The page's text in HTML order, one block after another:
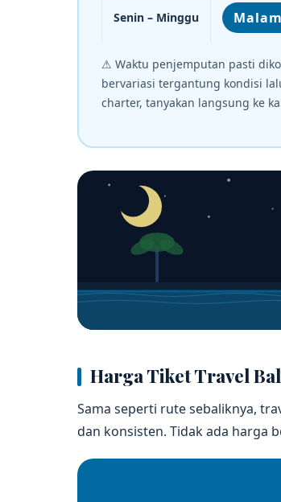
Senin – Minggu
⚠ Waktu penjemputan pasti
bervariasi tergantung kondisi
charter, tanyakan langsung ke
Harga Tiket Travel
Sama seperti rute sebaliknya,
dan konsisten. Tidak ada harga